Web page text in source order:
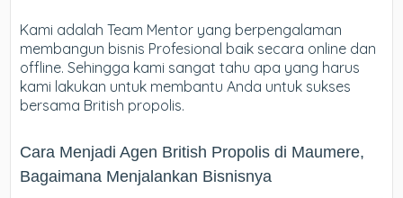
Kami adalah Team Mentor yang berpengalaman
membangun bisnis Profesional baik secara online dan
offline. Sehingga kami sangat tahu apa yang harus
kami lakukan untuk membantu Anda untuk sukses
bersama British propolis.
Cara Menjadi Agen British Propolis di Maumere,
Bagaimana Menjalankan Bisnisnya